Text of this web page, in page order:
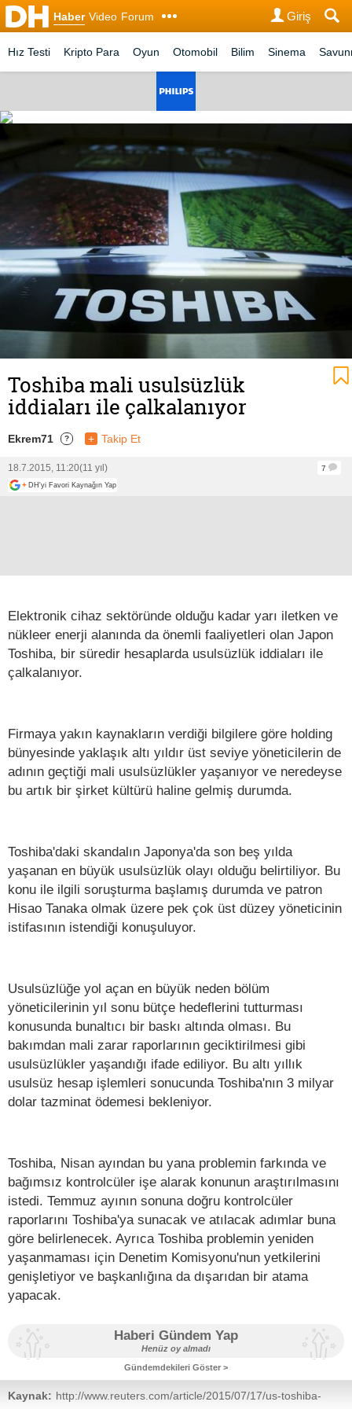
Haber Video Forum Giriş
Hız Testi Kripto Para Oyun Otomobil Bilim Sinema
Toshiba mali usulsüzlük
iddiaları ile çalkalanıyor
Ekrem71 ? + Takip Et
18.7.2015, 11:20(11 yıl)
7
+ DH'yi Favori Kaynağın Yap
Elektronik cihaz sektöründe olduğu kadar yarı iletken ve
nükleer enerji alanında da önemli faaliyetleri olan Japon
Toshiba, bir süredir hesaplarda usulsüzlük iddiaları ile
çalkalanıyor.
Firmaya yakın kaynakların verdiği bilgilere göre holding
bünyesinde yaklaşık altı yıldır üst seviye yöneticilerin de
adının geçtiği mali usulsüzlükler yaşanıyor ve neredeyse
bu artık bir şirket kültürü haline gelmiş durumda.
Toshiba'daki skandalın Japonya'da son beş yılda
yaşanan en büyük usulsüzlük olayı olduğu belirtiliyor. Bu
konu ile ilgili soruşturma başlamış durumda ve patron
Hisao Tanaka olmak üzere pek çok üst düzey yöneticinin
istifasının istendiği konuşuluyor.
Usulsüzlüğe yol açan en büyük neden bölüm
yöneticilerinin yıl sonu bütçe hedeflerini tutturması
konusunda bunaltıcı bir baskı altında olması. Bu
bakımdan mali zarar raporlarının geciktirilmesi gibi
usulsüzlükler yaşandığı ifade ediliyor. Bu altı yıllık
usulsüz hesap işlemleri sonucunda Toshiba'nın 3 milyar
dolar tazminat ödemesi bekleniyor.
Toshiba, Nisan ayından bu yana problemin farkında ve
bağımsız kontrolcüler işe alarak konunun araştırılmasını
istedi. Temmuz ayının sonuna doğru kontrolcüler
raporlarını Toshiba'ya sunacak ve atılacak adımlar buna
göre belirlenecek. Ayrıca Toshiba problemin yeniden
yaşanmaması için Denetim Komisyonu'nun yetkilerini
genişletiyor ve başkanlığına da dışarıdan bir atama
yapacak.
Haberi Gündem Yap
Henüz oy almadı
Gündemdekileri Göster >
Kaynak: http://www.reuters.com/article/2015/07/17/us-toshiba-